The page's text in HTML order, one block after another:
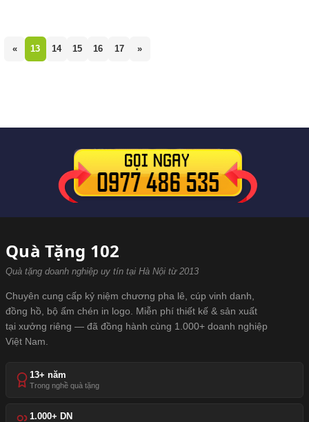
« 13 14 15 16 17 »
Quà Tặng 102
Quà tặng doanh nghiệp uy tín tại Hà Nội từ 2013
Chuyên cung cấp kỷ niệm chương pha lê, cúp vinh danh,
đồng hồ, bộ ấm chén in logo. Miễn phí thiết kế & sản xuất
tại xưởng riêng — đã đồng hành cùng 1.000+ doanh nghiệp
Việt Nam.
13+ năm
Trong nghề quà tặng
1.000+ DN